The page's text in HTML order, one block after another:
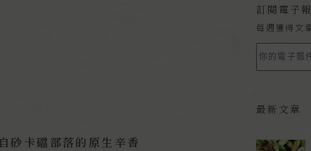
砂卡礑部落的原生辛香
訂閱電子
每週獲得文
最新文章